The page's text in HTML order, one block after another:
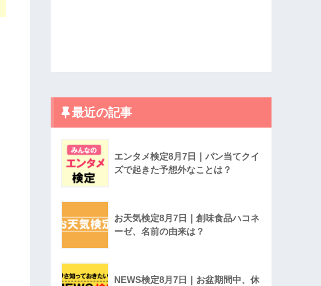
最近の記事
エンタメ検定8月7日｜パン当てクイ
ズで起きた予想外なことは？
お天気検定8月7日｜創味食品ハコネ
ーゼ、名前の由来は？
NEWS検定8月7日｜お盆期間中、休